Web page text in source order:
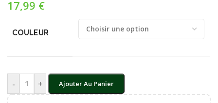
17,99 €
COULEUR
- + Ajouter Au Panier